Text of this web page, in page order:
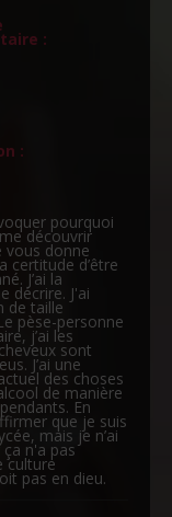
:
:
pourquoi
découvrir
vous donne
certitude d’être
J’ai la
décrire. J'ai
de taille
pèse-personne
j’ai les
sont
J’ai une
des choses
de manière
En
que je suis
mais je n’ai
n'a pas
culture
pas en dieu.